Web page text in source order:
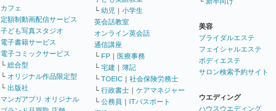
カフェ
定額制動画配信サービス
子ども写真スタジオ
電子書籍サービス
電子コミックサービス
└ 総合型
└ オリジナル作品限定型
└ 出版社
マンガアプリ オリジナル
└ 幼児 ｜ 小学生
英会話教室
オンライン英会話
通信講座
└ FP ｜ 医療事務
└ 宅建 ｜ 簿記
└ TOEIC ｜ 社会保険労務士
└ 行政書士 ｜ ケアマネジャー
└ 公務員 ｜ ITパスポート
美容
ブライダルエステ
フェイシャルエステ
ボディエステ
サロン検索予約サイト
ウエディング
ハウスウエディング